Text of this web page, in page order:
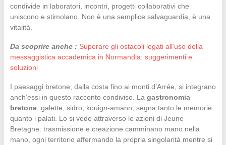
condivide in laboratori, incontri, progetti collaborativi che
uniscono e stimolano. Non è una semplice salvaguardia, è una
vitalità.
Da scoprire anche : Superare gli ostacoli legati all'uso della
messaggistica accademica in Normandia: suggerimenti e
soluzioni
I paesaggi bretone, dalla costa fino ai monti d’Arrée, si integrano
anch’essi in questo racconto condiviso. La gastronomia
bretone, galette, sidro, kouign-amann, segna tanto le memorie
quanto i palati. Lo si vede attraverso le azioni di Jeune
Bretagne: trasmissione e creazione camminano mano nella
mano, ogni territorio affermando la propria singolarità mentre si